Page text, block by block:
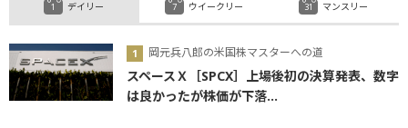
デイリー
岡元兵八郎の米国株マスターへの道
スペースＸ［SPCX］上場後初の決算発表、数字
は良かったが株価が下落...
ウイークリー マンスリー